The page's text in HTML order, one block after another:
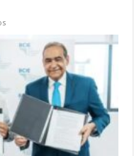
dona
ambulancia
Plaza
Salud
mediante
cooperación
no
reembolsable
de
US$110,000.00